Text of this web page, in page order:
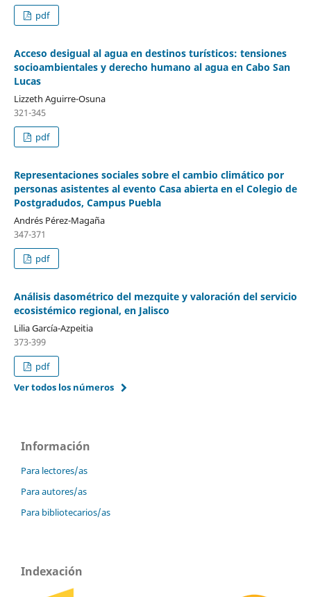
pdf
Acceso desigual al agua en destinos turísticos: tensiones
socioambientales y derecho humano al agua en Cabo San
Lucas
Lizzeth Aguirre-Osuna
321-345
pdf
Representaciones sociales sobre el cambio climático por
personas asistentes al evento Casa abierta en el Colegio de
Postgradudos, Campus Puebla
Andrés Pérez-Magaña
347-371
pdf
Análisis dasométrico del mezquite y valoración del servicio
ecosistémico regional, en Jalisco
Lilia García-Azpeitia
373-399
pdf
Ver todos los números
Información
Para lectores/as
Para autores/as
Para bibliotecarios/as
Indexación